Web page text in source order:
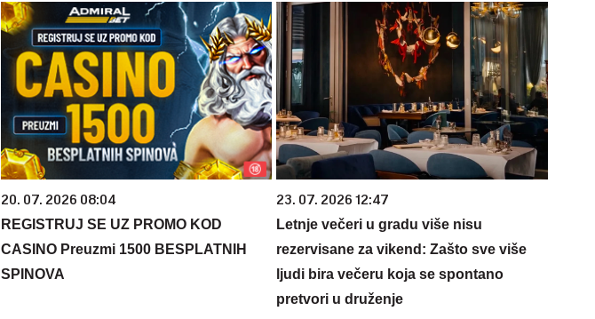
20. 07. 2026 08:04
REGISTRUJ SE UZ PROMO KOD
CASINO Preuzmi 1500 BESPLATNIH
SPINOVA
23. 07. 2026 12:47
Letnje večeri u gradu više nisu
rezervisane za vikend: Zašto sve više
ljudi bira večeru koja se spontano
pretvori u druženje